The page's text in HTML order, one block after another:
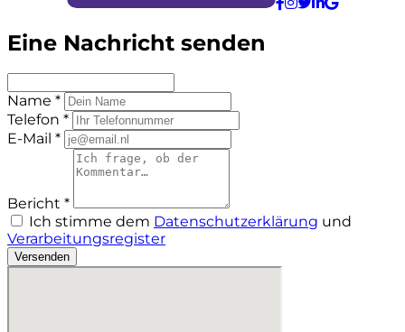
Eine Nachricht senden
Name *
Telefon *
E-Mail *
Bericht *
Ich stimme dem Datenschutzerklärung und
Verarbeitungsregister
Versenden